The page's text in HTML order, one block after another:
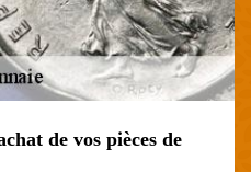
de vos pièces de